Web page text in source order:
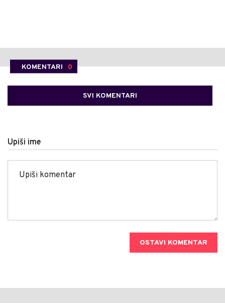
KOMENTARI 0
SVI KOMENTARI
Upiši ime
OSTAVI KOMENTAR